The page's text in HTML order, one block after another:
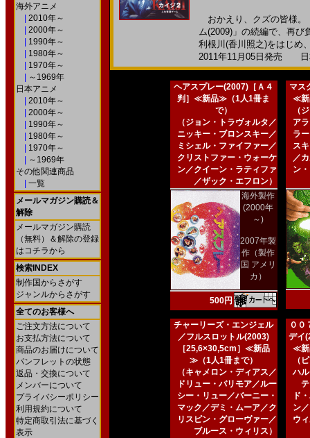
海外アニメ
2010年～
2000年～
1990年～
1980年～
1970年～
～1969年
日本アニメ
2010年～
2000年～
1990年～
1980年～
1970年～
～1969年
その他関連商品
一覧
メールマガジン購読＆
解除
メールマガジン購読
（無料）＆解除の登録
はコチラから
検索INDEX
制作国からさがす
ジャンルからさがす
全てのお客様へ
ご注文方法について
お支払方法について
商品のお届けについて
パンフレットの状態
返品・交換について
メンバーについて
プライバシーポリシー
利用規約について
特定商取引法に基づく
表示
おかえり、クズの皆様。
ム(2009)」の続編で、再び
利根川(香川照之)をはじめ
2011年11月05日発売 日
ヘアスプレー(2007)［Ａ４
判］≪新品≫（1人1冊ま
で）
（ジョン・トラヴォルタ／
ニッキー・ブロンスキー／
ミシェル・ファイファー／
クリストファー・ウォーケ
ン／クイーン・ラティファ
／ザック・エフロン）
海外製作
(2000年
～)
2007年製
作（製作
国 アメリ
カ）
500円
マス
≪新
（
ア
ラ
ス
／
ン
チャーリーズ・エンジェル
／フルスロットル(2003)
［25,6×30,5cm］≪新品
≫（1人1冊まで）
（キャメロン・ディアス／
ドリュー・バリモア／ルー
シー・リュー／バーニー・
マック／デミ・ムーア／ク
リスピン・グローヴァー／
ブルース・ウィリス）
００
デイ
≪新
（
ハ
ド
ン
ウ